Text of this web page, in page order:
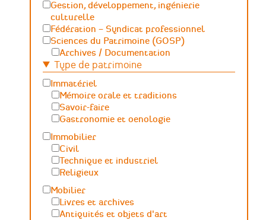
Gestion, développement, ingénierie
culturelle
Fédération – Syndicat professionnel
Sciences du Patrimoine (GOSP)
Archives / Documentation
Conservation du patrimoine et
Humanités numériques
Relations Publiques (médiation
culturelle et valorisation)
Sciences des matériaux et de l'ingénierie
Type de patrimoine
Immatériel
Mémoire orale et traditions
Savoir-faire
Gastronomie et oenologie
Immobilier
Civil
Technique et industriel
Religieux
Mobilier
Livres et archives
Antiquités et objets d'art